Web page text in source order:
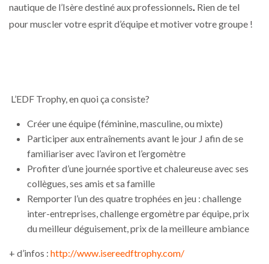
nautique de l’Isère destiné aux professionnels. Rien de tel
pour muscler votre esprit d’équipe et motiver votre groupe !
L’EDF Trophy, en quoi ça consiste?
Créer une équipe (féminine, masculine, ou mixte)
Participer aux entraînements avant le jour J afin de se
familiariser avec l’aviron et l’ergomètre
Profiter d’une journée sportive et chaleureuse avec ses
collègues, ses amis et sa famille
Remporter l’un des quatre trophées en jeu : challenge
inter-entreprises, challenge ergomètre par équipe, prix
du meilleur déguisement, prix de la meilleure ambiance
+ d’infos : http://www.isereedftrophy.com/